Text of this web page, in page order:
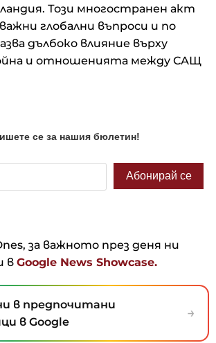
Този многостранен акт
глобални въпроси и по
дълбоко влияние върху
и отношенията между САЩ
за важното през деня ни
в Google News Showcase.
в предпочитани
в Google
→